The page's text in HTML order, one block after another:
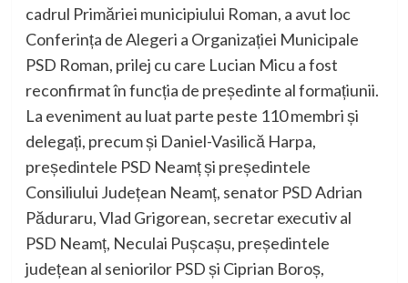
cadrul Primăriei municipiului Roman, a avut loc
Conferința de Alegeri a Organizației Municipale
PSD Roman, prilej cu care Lucian Micu a fost
reconfirmat în funcția de președinte al formațiunii.
La eveniment au luat parte peste 110 membri și
delegați, precum și Daniel-Vasilică Harpa,
președintele PSD Neamț și președintele
Consiliului Județean Neamț, senator PSD Adrian
Păduraru, Vlad Grigorean, secretar executiv al
PSD Neamț, Neculai Pușcașu, președintele
județean al seniorilor PSD și Ciprian Boroș,